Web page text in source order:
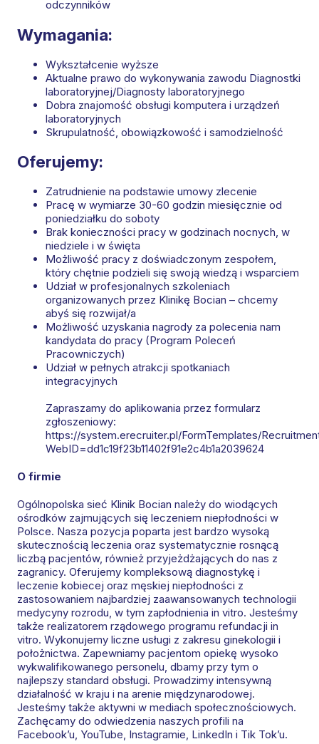
odczynników
Wymagania:
Wykształcenie wyższe
Aktualne prawo do wykonywania zawodu Diagnostki
laboratoryjnej/Diagnosty laboratoryjnego
Dobra znajomość obsługi komputera i urządzeń
laboratoryjnych
Skrupulatność, obowiązkowość i samodzielność
Oferujemy:
Zatrudnienie na podstawie umowy zlecenie
Pracę w wymiarze 30-60 godzin miesięcznie​ od
poniedziałku do soboty
Brak konieczności pracy w godzinach nocnych, w
niedziele i w święta
Możliwość pracy z doświadczonym zespołem,
który chętnie podzieli się swoją wiedzą i wsparciem
Udział w profesjonalnych szkoleniach
organizowanych przez Klinikę Bocian – chcemy
abyś się rozwijał/a
Możliwość uzyskania nagrody za polecenia nam
kandydata do pracy (Program Poleceń
Pracowniczych)
Udział w pełnych atrakcji spotkaniach
integracyjnych
Zapraszamy do aplikowania przez formularz
zgłoszeniowy:
https://system.erecruiter.pl/FormTemplates/
WebID=dd1c19f23b11402f91e2c4b1a2039624
O firmie
Ogólnopolska sieć Klinik Bocian należy do wiodących
ośrodków zajmujących się leczeniem niepłodności w
Polsce. Nasza pozycja poparta jest bardzo wysoką
skutecznością leczenia oraz systematycznie rosnącą
liczbą pacjentów, również przyjeżdżających do nas z
zagranicy. Oferujemy kompleksową diagnostykę i
leczenie kobiecej oraz męskiej niepłodności z
zastosowaniem najbardziej zaawansowanych technologii
medycyny rozrodu, w tym zapłodnienia in vitro. Jesteśmy
także realizatorem rządowego programu refundacji in
vitro. Wykonujemy liczne usługi z zakresu ginekologii i
położnictwa. Zapewniamy pacjentom opiekę wysoko
wykwalifikowanego personelu, dbamy przy tym o
najlepszy standard obsługi. Prowadzimy intensywną
działalność w kraju i na arenie międzynarodowej.
Jesteśmy także aktywni w mediach społecznościowych.
Zachęcamy do odwiedzenia naszych profili na
Facebook’u, YouTube, Instagramie, LinkedIn i Tik Tok’u.